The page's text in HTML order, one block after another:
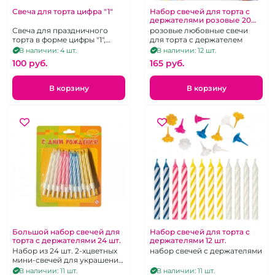
Свеча для торта цифра "1"
Свеча для праздничного
торта в форме цифры "1",
декорированная глазурью с
цветной кондитерской
посыпкой.
В наличии: 4 шт.
100 pуб.
В корзину
Набор свечей для торта с
держателями розовые 20
шт.
розовые любовные свечи
для торта с держателем
В наличии: 12 шт.
165 pуб.
В корзину
Большой набор свечей для
торта с держателями 24 шт.
Набор из 24 шт. 2-хцветных
мини-свечей для украшения
торта с белыми
В наличии: 11 шт.
Набор свечей для торта с
держателями 12 шт.
набор свечей с держателями
В наличии: 11 шт.